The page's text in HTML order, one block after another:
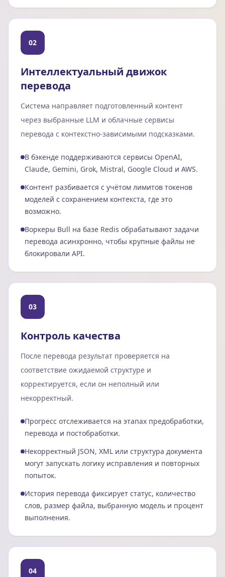
02
Интеллектуальный движок
перевода
Система направляет подготовленный контент
через выбранные LLM и облачные сервисы
перевода с контекстно-зависимыми подсказками.
В бэкенде поддерживаются сервисы OpenAI,
Claude, Gemini, Grok, Mistral, Google Cloud и AWS.
Контент разбивается с учётом лимитов токенов
моделей с сохранением контекста, где это
возможно.
Воркеры Bull на базе Redis обрабатывают задачи
перевода асинхронно, чтобы крупные файлы не
блокировали API.
03
Контроль качества
После перевода результат проверяется на
соответствие ожидаемой структуре и
корректируется, если он неполный или
некорректный.
Прогресс отслеживается на этапах предобработки,
перевода и постобработки.
Некорректный JSON, XML или структура документа
могут запускать логику исправления и повторных
попыток.
История перевода фиксирует статус, количество
слов, размер файла, выбранную модель и процент
выполнения.
04